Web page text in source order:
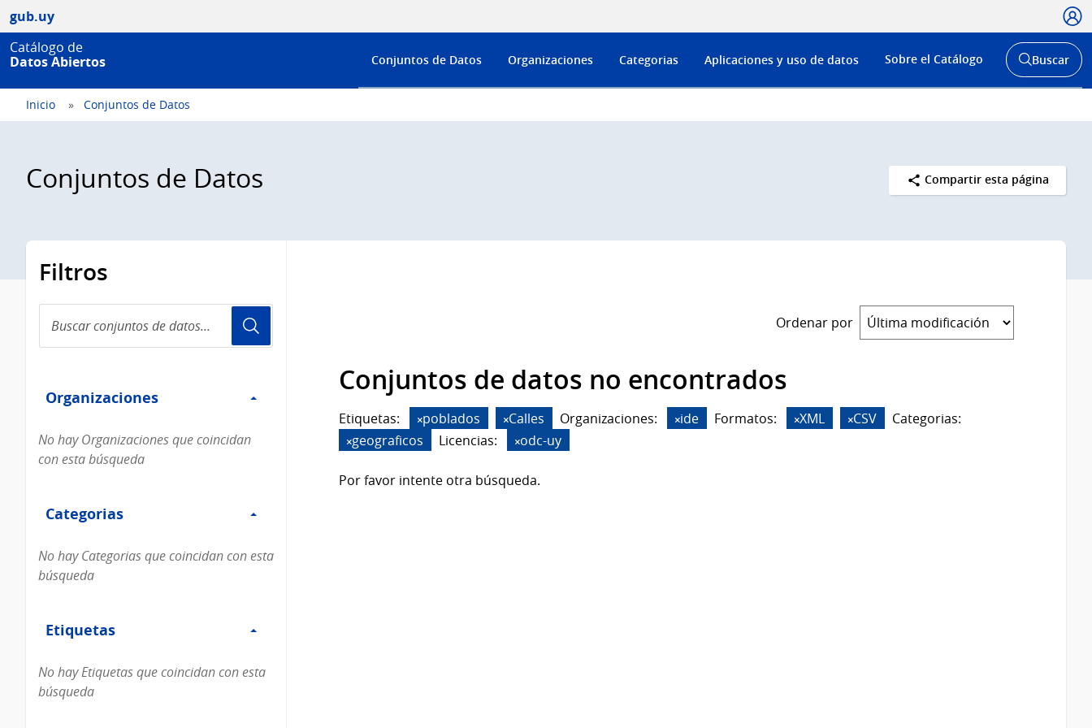
gub.uy
Catálogo de
Datos Abiertos
Menú
de
Conjuntos de Datos Organizaciones Categorias Aplicaciones y uso de datos Sobre el Catálogo
Abrir
buscador
Buscar
Inicio Conjuntos de Datos
Conjuntos de Datos Compartir esta página
Filtros
conjuntos
de
Organizaciones
Organizaciones
No hay Organizaciones que coincidan
con esta búsqueda
Categorias
Categorias
No hay Categorias que coincidan con esta
búsqueda
Etiquetas
Etiquetas
No hay Etiquetas que coincidan con esta
búsqueda
Ordenar por
Conjuntos de datos no encontrados
Etiquetas: poblados Calles Organizaciones: ide Formatos: XML CSV
Categorias:
geograficos
Licencias: odc-uy
Por favor intente otra búsqueda.